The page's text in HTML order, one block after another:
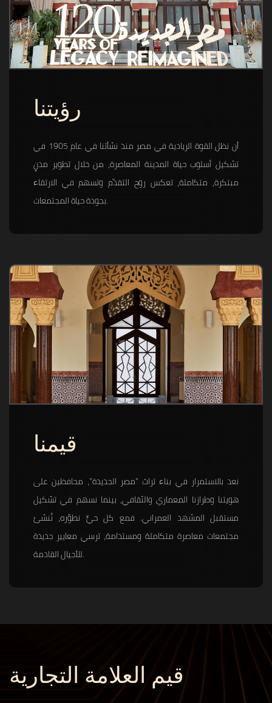
رؤيتنا
أن نظل القوة الريادية في مصر منذ نشأتنا في عام 1905 في
تشكيل أسلوب حياة المدينة المعاصرة، من خلال تطوير مدنٍ
مبتكرة، متكاملة، تعكس روح التقدّم وتسهم في الارتقاء
بجودة حياة المجتمعات.
قيمنا
نعد بالاستمرار في بناء تراث "مصر الجديدة"، محافظين على
هويتنا وطرازنا المعماري والثقافي، بينما نسهم في تشكيل
مستقبل المشهد العمراني. فمع كل حيٍّ نطوّره، نُنشئ
مجتمعات معاصرة متكاملة ومستدامة، ترسي معايير جديدة
للأجيال القادمة.
قيم العلامة التجارية